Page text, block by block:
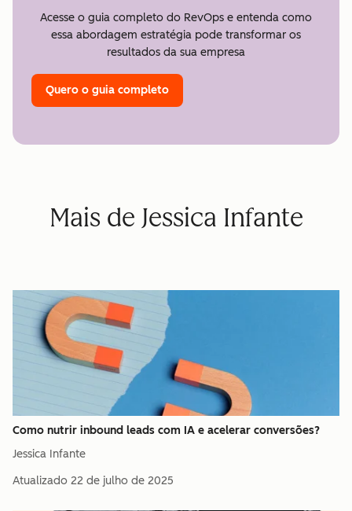
Acesse o guia completo do RevOps e entenda como
essa abordagem estratégia pode transformar os
resultados da sua empresa
Quero o guia completo
Mais de Jessica Infante
Como nutrir inbound leads com IA e acelerar conversões?
Jessica Infante
Atualizado 22 de julho de 2025